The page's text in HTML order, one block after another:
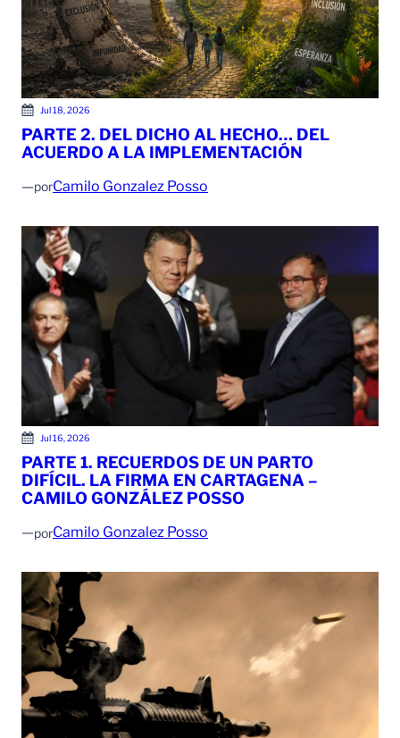
Jul 18, 2026
PARTE 2. DEL DICHO AL HECHO… DEL
ACUERDO A LA IMPLEMENTACIÓN
—porCamilo Gonzalez Posso
Jul 16, 2026
PARTE 1. RECUERDOS DE UN PARTO
DIFÍCIL. LA FIRMA EN CARTAGENA –
CAMILO GONZÁLEZ POSSO
—porCamilo Gonzalez Posso